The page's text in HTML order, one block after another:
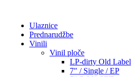
Ulaznice
Prednarudžbe
Vinili
Vinil ploče
LP-dirty Old Label
7″ / Single / EP